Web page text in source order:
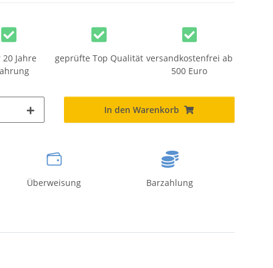
Jahre
geprüfte Top Qualität versandkostenfrei ab
500 Euro
In den Warenkorb
Überweisung Barzahlung